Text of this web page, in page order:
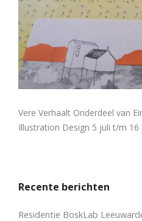
Vere Verhaalt Onderdeel van
Illustration Design 5 juli t/m
Recente berichten
Residentie BoskLab